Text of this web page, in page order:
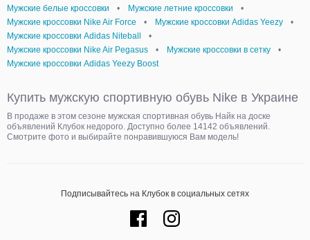
Мужские белые кроссовки
• Мужские летние кроссовки
•
Мужские кроссовки Nike Air Force
• Мужские кроссовки Adidas Yeezy
•
Мужские кроссовки Adidas Niteball
•
Мужские кроссовки Nike Air Pegasus
• Мужские кроссовки в сетку
•
Мужские кроссовки Adidas Yeezy Boost
Купить мужскую спортивную обувь Nike в Украине
В продаже в этом сезоне мужская спортивная обувь Найк на доске
объявлений Клубок недорого. Доступно более 14142 объявлений.
Смотрите фото и выбирайте понравившуюся Вам модель!
Подписывайтесь на Клубок в социальных сетях